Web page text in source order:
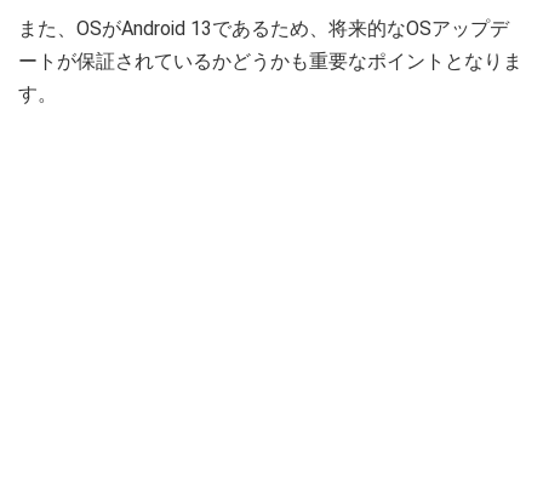
また、OSがAndroid 13であるため、将来的なOSアップデ
ートが保証されているかどうかも重要なポイントとなりま
す。